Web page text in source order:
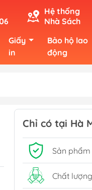
Hệ thống
Nhà Sách
Giấy
in
Bảo hộ lao
động
Chỉ có tại Hà
Sản
Chất